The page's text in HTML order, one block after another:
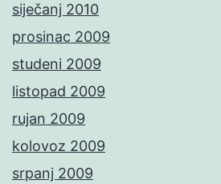
siječanj 2010
prosinac 2009
studeni 2009
listopad 2009
rujan 2009
kolovoz 2009
srpanj 2009